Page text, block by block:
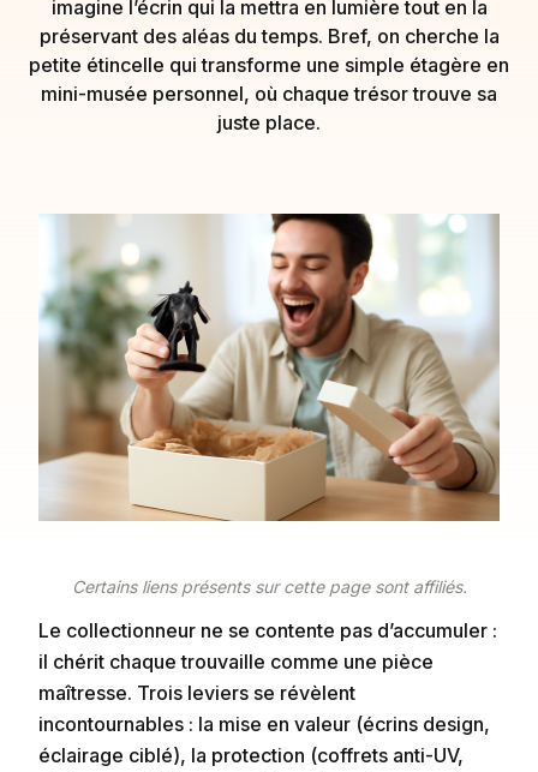
imagine l’écrin qui la mettra en lumière tout en la
préservant des aléas du temps. Bref, on cherche la
petite étincelle qui transforme une simple étagère en
mini-musée personnel, où chaque trésor trouve sa
juste place.
Certains liens présents sur cette page sont affiliés.
Le collectionneur ne se contente pas d’accumuler :
il chérit chaque trouvaille comme une pièce
maîtresse. Trois leviers se révèlent
incontournables : la mise en valeur (écrins design,
éclairage ciblé), la protection (coffrets anti-UV,